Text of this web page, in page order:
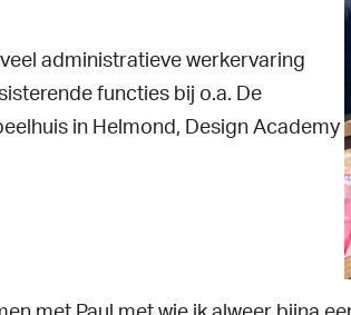
administratieve werkervaring
functies bij o.a. De
in Helmond, Design Academy